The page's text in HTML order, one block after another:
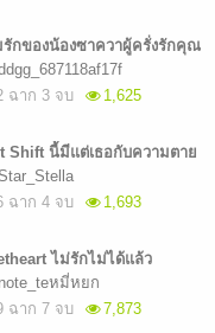
รักของน้องซาควาผู้ครั่งรักคุณ
ฉาก 3 จบ
1,625
Shift นี้มีแต่เธอกับความตาย
Star_Stella
ฉาก 4 จบ
1,693
ไม่รักไม่ได้แล้ว
note_teหมี่หยก
ฉาก 7 จบ
7,873